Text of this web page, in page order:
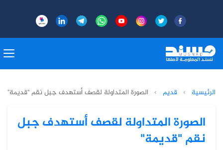
الرئيسية › قديم › الصورة المتداولة لقصف أستهدف جبل نقم "قديمة"
الصورة المتداولة لقصف أستهدف جبل
نقم "قديمة"